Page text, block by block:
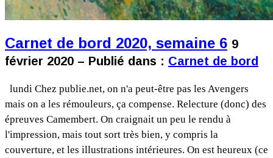
Carnet de bord 2020, semaine 6 9
février 2020 – Publié dans : Carnet de bord
lundi Chez publie.net, on n'a peut-être pas les Avengers
mais on a les rémouleurs, ça compense. Relecture (donc) des
épreuves Camembert. On craignait un peu le rendu à
l'impression, mais tout sort très bien, y compris la
couverture, et les illustrations intérieures. On est heureux (ce